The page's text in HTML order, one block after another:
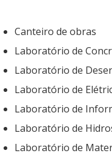
Canteiro de obras
Laboratório de
Laboratório de
Laboratório de
Laboratório de
Laboratório de
Laboratório de